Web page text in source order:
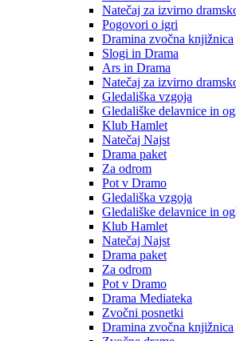
Natečaj za izvirno
Pogovori o igri
Dramina zvočna knjižnica
Slogi in Drama
Ars in Drama
Natečaj za izvirno
Gledališka vzgoja
Gledališke delavnice in
Klub Hamlet
Natečaj Najst
Drama paket
Za odrom
Pot v Dramo
Gledališka vzgoja
Gledališke delavnice in
Klub Hamlet
Natečaj Najst
Drama paket
Za odrom
Pot v Dramo
Drama Mediateka
Zvočni posnetki
Dramina zvočna knjižnica